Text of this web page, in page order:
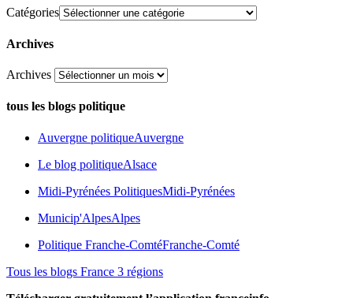
Catégories
Archives
Archives
tous les blogs politique
Auvergne politiqueAuvergne
Le blog politiqueAlsace
Midi-Pyrénées PolitiquesMidi-Pyrénées
Municip'AlpesAlpes
Politique Franche-ComtéFranche-Comté
Tous les blogs France 3 régions